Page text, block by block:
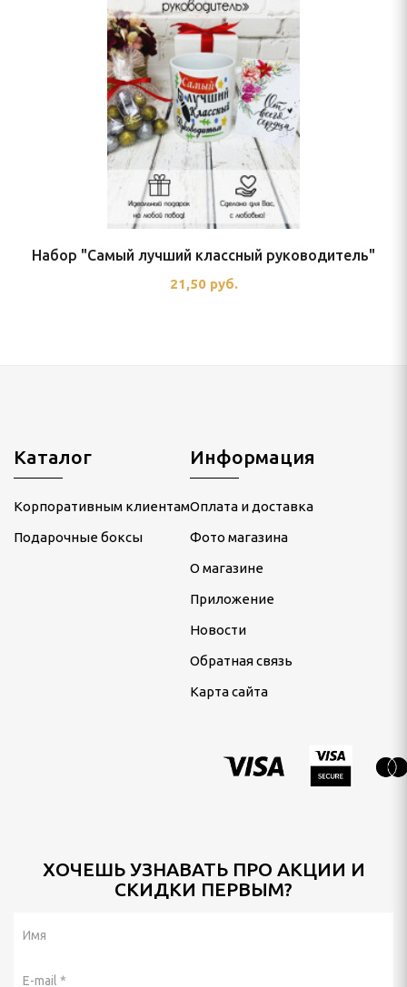
Набор "Самый лучший классный руководитель"
21,50 руб.
Каталог
Корпоративным клиентам
Подарочные боксы
Информация
Оплата и доставка
Фото магазина
О магазине
Приложение
Новости
Обратная связь
Карта сайта
ХОЧЕШЬ УЗНАВАТЬ ПРО АКЦИИ И
СКИДКИ ПЕРВЫМ?